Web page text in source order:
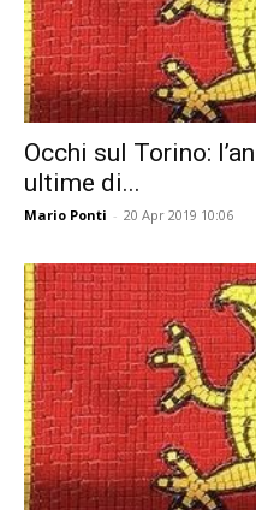
Occhi sul Torino:
ultime di...
Mario Ponti - 20 Apr 2019 10:06